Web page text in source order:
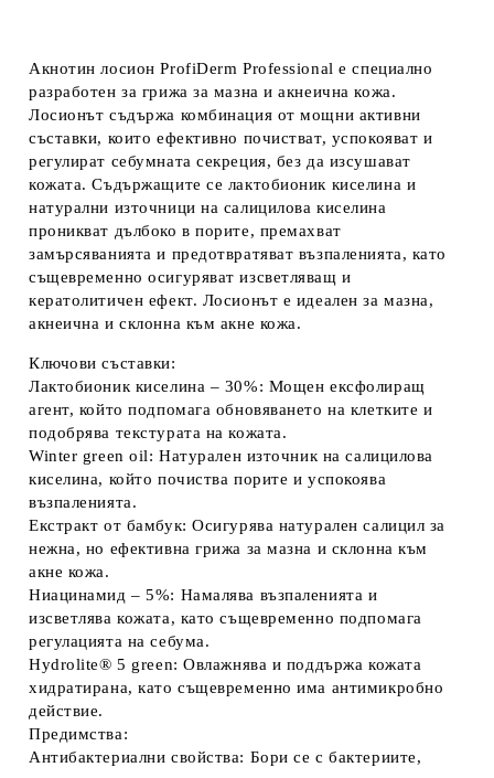
Акнотин лосион ProfiDerm Professional е специално
разработен за грижа за мазна и акнеична кожа.
Лосионът съдържа комбинация от мощни активни
съставки, които ефективно почистват, успокояват и
регулират себумната секреция, без да изсушават
кожата. Съдържащите се лактобионик киселина и
натурални източници на салицилова киселина
проникват дълбоко в порите, премахват
замърсяванията и предотвратяват възпаленията, като
същевременно осигуряват изсветляващ и
кератолитичен ефект. Лосионът е идеален за мазна,
акнеична и склонна към акне кожа.
Ключови съставки:
Лактобионик киселина – 30%: Мощен ексфолиращ
агент, който подпомага обновяването на клетките и
подобрява текстурата на кожата.
Winter green oil: Натурален източник на салицилова
киселина, който почиства порите и успокоява
възпаленията.
Екстракт от бамбук: Осигурява натурален салицил за
нежна, но ефективна грижа за мазна и склонна към
акне кожа.
Ниацинамид – 5%: Намалява възпаленията и
изсветлява кожата, като същевременно подпомага
регулацията на себума.
Hydrolite® 5 green: Овлажнява и поддържа кожата
хидратирана, като същевременно има антимикробно
действие.
Предимства:
Антибактериални свойства: Бори се с бактериите,